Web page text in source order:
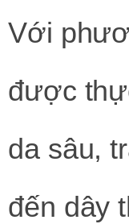
Với
được
da sâu,
đến dây